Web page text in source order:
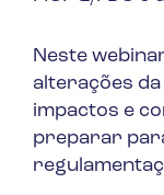
Neste
alterações
impactos e
preparar